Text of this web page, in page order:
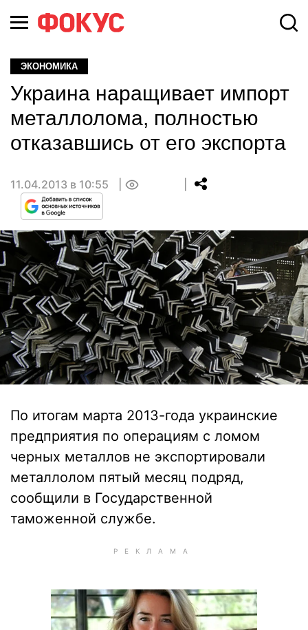
ЭКОНОМИКА
Украина наращивает импорт
металлолома, полностью
отказавшись от его экспорта
11.04.2013 в 10:55
По итогам марта 2013-года украинские
предприятия по операциям с ломом
черных металлов не экспортировали
металлолом пятый месяц подряд,
сообщили в Государственной
таможенной службе.